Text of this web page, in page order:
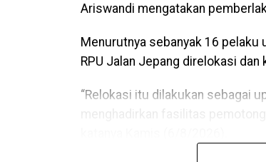
Ariswandi mengatakan
Menurutnya sebanyak 16
RPU Jalan Jepang direlokasi
“Relokasi itu dilakukan sebagai